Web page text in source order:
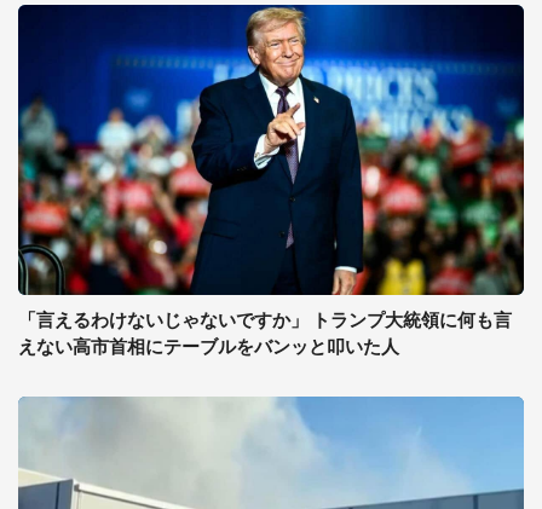
「言えるわけないじゃないですか」 トランプ大統領に何も言
えない高市首相にテーブルをバンッと叩いた人